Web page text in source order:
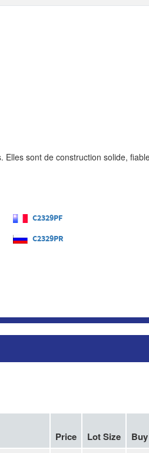
sont de construction solide,
C2329PF
C2329PR
Price Lot Size Buy